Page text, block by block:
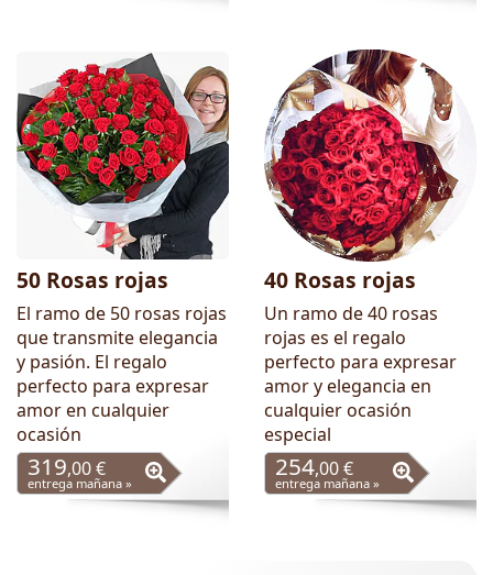
50 Rosas rojas
El ramo de 50 rosas rojas
que transmite elegancia
y pasión. El regalo
perfecto para expresar
amor en cualquier
ocasión
319,00 €
entrega mañana »
40 Rosas rojas
Un ramo de 40 rosas
rojas es el regalo
perfecto para expresar
amor y elegancia en
cualquier ocasión
especial
254,00 €
entrega mañana »